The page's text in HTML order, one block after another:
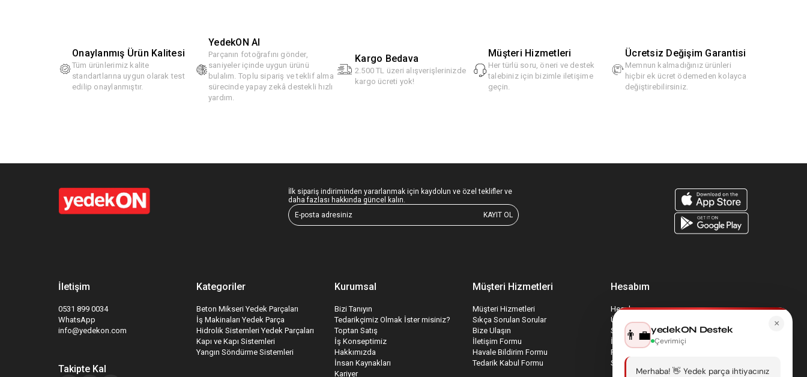
Onaylanmış Ürün Kalitesi
Tüm ürünlerimiz kalite
standartlarına uygun olarak test
edilip onaylanmıştır.
YedekON AI
Parçanın fotoğrafını gönder,
saniyeler içinde uygun ürünü
bulalım. Toplu sipariş ve teklif alma
sürecinde yapay zekâ destekli hızlı
yardım.
Kargo Bedava
2.500 TL üzeri alışverişlerinizde
kargo ücreti yok!
Müşteri Hizmetleri
Her türlü soru, öneri ve destek
talebiniz için bizimle iletişime
geçin.
Ücretsiz Değişim Garantisi
Memnun kalmadığınız ürünleri
hiçbir ek ücret ödemeden kolayca
değiştirebilirsiniz.
İlk sipariş indiriminden yararlanmak için kaydolun ve özel teklifler ve
daha fazlası hakkında güncel kalın.
KAYIT OL
İletişim
0531 899 0034
WhatsApp
info@yedekon.com
Takipte Kal
Kategoriler
Beton Mikseri Yedek Parçaları
İş Makinaları Yedek Parça
Hidrolik Sistemleri Yedek Parçaları
Kapı ve Kapı Sistemleri
Yangın Söndürme Sistemleri
Kurumsal
Bizi Tanıyın
Tedarikçimiz Olmak İster misiniz?
Toptan Satış
İş Konseptimiz
Hakkımızda
İnsan Kaynakları
Kariyer
Müşteri Hizmetleri
Müşteri Hizmetleri
Sıkça Sorulan Sorular
Bize Ulaşın
İletişim Formu
Havale Bildirim Formu
Tedarik Kabul Formu
Hesabım
Hesabım
Üyelik Bilgilerim
Sepetim
İade Taleplerim
Favori Ürünlerim
Sipariş Takip
×
👨‍💼yedekON Destek
Çevrimiçi
Merhaba! 👋 Yedek parça ihtiyacınız